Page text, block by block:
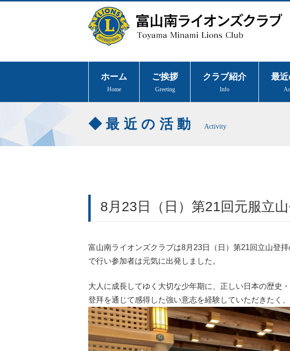
ホーム
Home
ご挨拶
Greeting
クラブ紹介
Info
最
最近の活動 Activity
8月23日（日）第21回元服立
富山南ライオンズクラブは8月23日（日）第21回立山登
で行い参加者は元気に出発しました。
大人に成長してゆく大切な少年期に、正しい日本の歴史
登拜を通じて感得した強い意志を経験していただきたく